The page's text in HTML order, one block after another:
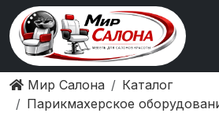
Мир Салона
Каталог
Парикмахерское